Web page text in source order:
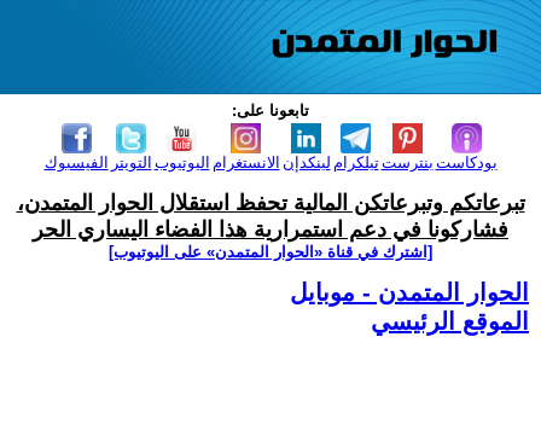
تابعونا على:
الفيسبوك التويتر اليوتيوب الانستغرام لينكدإن تيلكرامبنترست بودكاست
تبرعاتكم وتبرعاتكن المالية تحفظ استقلال الحوار المتمدن،
فشاركونا في دعم استمرارية هذا الفضاء اليساري الحر
[اشترك في قناة ‫«الحوار المتمدن» على اليوتيوب]
الحوار المتمدن - موبايل
الموقع الرئيسي